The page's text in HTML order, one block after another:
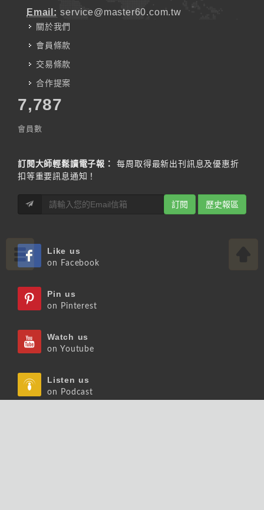
Email: service@master60.com.tw
關於我們
會員條款
交易條款
合作提案
7,787
會員數
訂閱大師輕鬆讀電子報：
每周取得最新出刊訊息及優惠折
扣等重要訊息通知！
訂閱 歷史報區
Like us
on Facebook
Pin us
on Pinterest
Watch us
on Youtube
Listen us
on Podcast